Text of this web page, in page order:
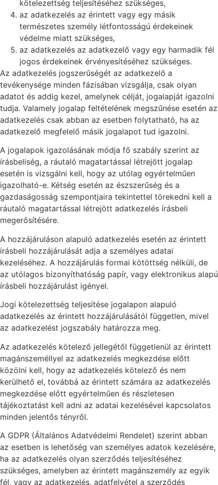
kötelezettség teljesítéséhez szükséges,
az adatkezelés az érintett vagy egy másik
természetes személy létfontosságú érdekeinek
védelme miatt szükséges,
az adatkezelés az adatkezelő vagy egy harmadik fél
jogos érdekeinek érvényesítéséhez szükséges.
Az adatkezelés jogszerűségét az adatkezelő a
tevékenysége minden fázisában vizsgálja, csak olyan
adatot és addig kezel, amelynek célját, jogalapját igazolni
tudja. Valamely jogalap feltételének megszűnése esetén az
adatkezelés csak abban az esetben folytatható, ha az
adatkezelő megfelelő másik jogalapot tud igazolni.
A jogalapok igazolásának módja fő szabály szerint az
írásbeliség, a ráutaló magatartással létrejött jogalap
esetén is vizsgálni kell, hogy az utólag egyértelműen
igazolható-e. Kétség esetén az észszerűség és a
gazdaságosság szempontjaira tekintettel törekedni kell a
ráutaló magatartással létrejött adatkezelés írásbeli
megerősítésére.
A hozzájáruláson alapuló adatkezelés esetén az érintett
írásbeli hozzájárulását adja a személyes adatai
kezeléséhez. A hozzájárulás formai kötöttség nélküli, de
az utólagos bizonyíthatóság papír, vagy elektronikus alapú
írásbeli hozzájárulást igényel.
Jogi kötelezettség teljesítése jogalapon alapuló
adatkezelés az érintett hozzájárulásától független, mivel
az adatkezelést jogszabály határozza meg.
Az adatkezelés kötelező jellegétől függetlenül az érintett
magánszeméllyel az adatkezelés megkezdése előtt
közölni kell, hogy az adatkezelés kötelező és nem
kerülhető el, továbbá az érintett számára az adatkezelés
megkezdése előtt egyértelműen és részletesen
tájékoztatást kell adni az adatai kezelésével kapcsolatos
minden jelentős tényről.
A GDPR (Általános Adatvédelmi Rendelet) szerint abban
az esetben is lehetőség van személyes adatok kezelésére,
ha az adatkezelés olyan szerződés teljesítéséhez
szükséges, amelyben az érintett magánszemély az egyik
fél, vagy az adatkezelés, adatfelvétel a szerződés